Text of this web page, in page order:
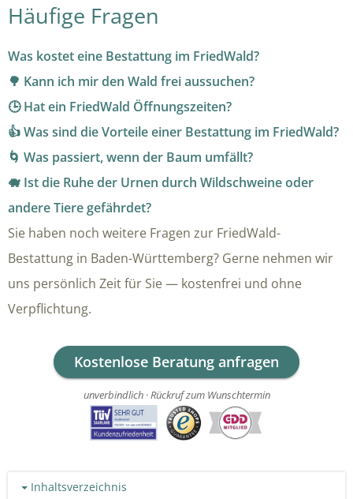
Häufige Fragen
Was kostet eine Bestattung im FriedWald?
🌳 Kann ich mir den Wald frei aussuchen?
🕒 Hat ein FriedWald Öffnungszeiten?
👍 Was sind die Vorteile einer Bestattung im FriedWald?
🌀 Was passiert, wenn der Baum umfällt?
🐗 Ist die Ruhe der Urnen durch Wildschweine oder
andere Tiere gefährdet?
Sie haben noch weitere Fragen zur FriedWald-
Bestattung in Baden-Württemberg? Gerne nehmen wir
uns persönlich Zeit für Sie — kostenfrei und ohne
Verpflichtung.
Kostenlose Beratung anfragen
unverbindlich · Rückruf zum Wunschtermin
Inhaltsverzeichnis